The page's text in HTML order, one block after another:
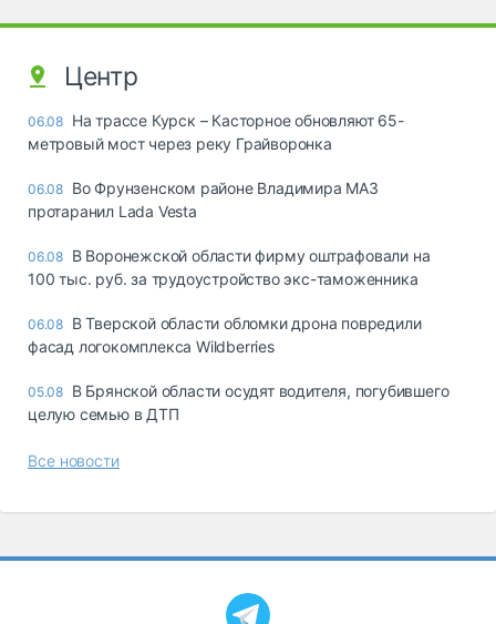
Центр
06.08 На трассе Курск – Касторное обновляют 65-
метровый мост через реку Грайворонка
06.08 Во Фрунзенском районе Владимира МАЗ
протаранил Lada Vesta
06.08 В Воронежской области фирму оштрафовали на
100 тыс. руб. за трудоустройство экс-таможенника
06.08 В Тверской области обломки дрона повредили
фасад логокомплекса Wildberries
05.08 В Брянской области осудят водителя, погубившего
целую семью в ДТП
Все новости